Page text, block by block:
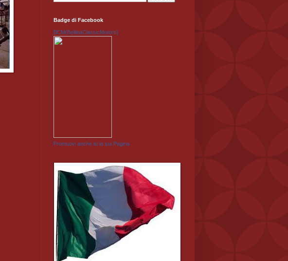
Badge di Facebook
BCM(BellinaClassicMotors)
Promuovi anche tu la tua Pagina